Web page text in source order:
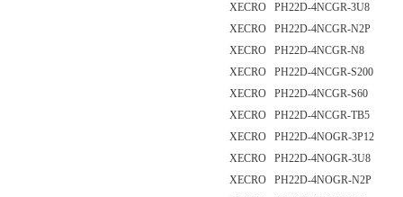
XECRO PH22D-4NCGR-3U8
XECRO PH22D-4NCGR-N2P
XECRO PH22D-4NCGR-N8
XECRO PH22D-4NCGR-S200
XECRO PH22D-4NCGR-S60
XECRO PH22D-4NCGR-TB5
XECRO PH22D-4NOGR-3P12
XECRO PH22D-4NOGR-3U8
XECRO PH22D-4NOGR-N2P